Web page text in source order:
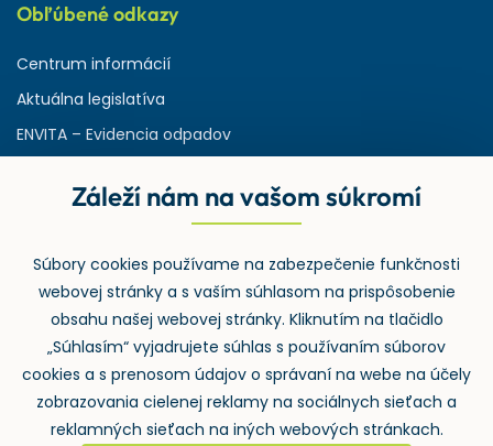
Obľúbené odkazy
Centrum informácií
Aktuálna legislatíva
ENVITA – Evidencia odpadov
Ministerstvo životného prostredia
ASPI | Svet práva pre profesionálov
Denník Odpady-portal.sk
Záleží nám na vašom súkromí
Súbory cookies používame na zabezpečenie funkčnosti
webovej stránky a s vaším súhlasom na prispôsobenie
obsahu našej webovej stránky. Kliknutím na tlačidlo
„Súhlasím“ vyjadrujete súhlas s používaním súborov
cookies a s prenosom údajov o správaní na webe na účely
zobrazovania cielenej reklamy na sociálnych sieťach a
reklamných sieťach na iných webových stránkach.